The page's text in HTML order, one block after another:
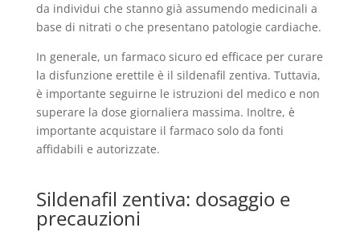
da individui che stanno già assumendo medicinali a
base di nitrati o che presentano patologie cardiache.
In generale, un farmaco sicuro ed efficace per curare
la disfunzione erettile è il sildenafil zentiva. Tuttavia,
è importante seguirne le istruzioni del medico e non
superare la dose giornaliera massima. Inoltre, è
importante acquistare il farmaco solo da fonti
affidabili e autorizzate.
Sildenafil zentiva: dosaggio e
precauzioni